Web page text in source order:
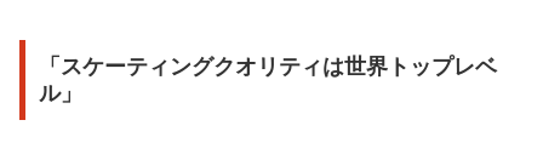
「スケーティングクオリティは世界トップレベ
ル」